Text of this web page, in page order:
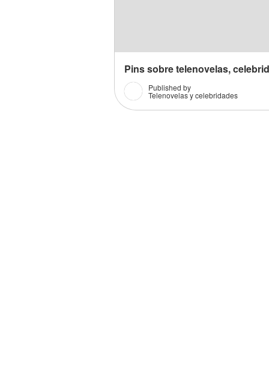
Pins sobre telenovelas,
Published by
Telenovelas y celebridades